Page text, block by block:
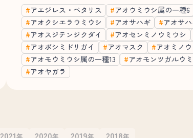
アエジレス・ペタリス
アオウミウシ属の一種6
アオクシエラウミウシ
アオサハギ
アオサ
アオスジテンジクダイ
アオセンミノウミウシ
アオボシミドリガイ
アオマスク
アオミノ
アオモウミウシ属の一種13
アオモンツガルウ
アオヤガラ
2021 2020 2019 2018